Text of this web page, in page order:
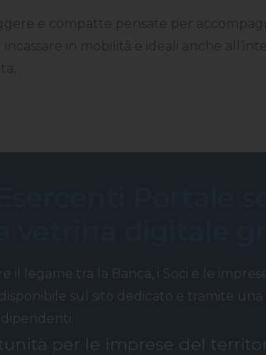
il legame tra la Banca, i Soci e le
sul sito dedicato e tramite
per le imprese del